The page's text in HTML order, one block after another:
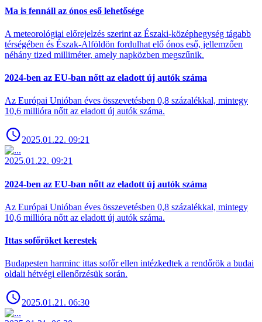
Ma is fennáll az ónos eső lehetősége
A meteorológiai előrejelzés szerint az Északi-középhegység tágabb
térségében és Észak-Alföldön fordulhat elő ónos eső, jellemzően
néhány tized milliméter, amely napközben megszűnik.
2024-ben az EU-ban nőtt az eladott új autók száma
Az Európai Unióban éves összevetésben 0,8 százalékkal, mintegy
10,6 millióra nőtt az eladott új autók száma.
2025.01.22. 09:21
2025.01.22. 09:21
2024-ben az EU-ban nőtt az eladott új autók száma
Az Európai Unióban éves összevetésben 0,8 százalékkal, mintegy
10,6 millióra nőtt az eladott új autók száma.
Ittas sofőröket kerestek
Budapesten harminc ittas sofőr ellen intézkedtek a rendőrök a budai
oldali hétvégi ellenőrzésük során.
2025.01.21. 06:30